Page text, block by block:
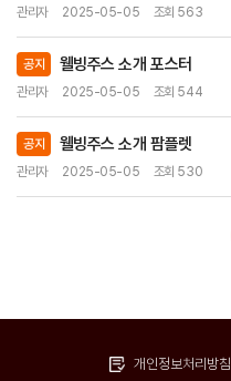
관리자 2025-05-05 조회 563
공지 웰빙주스 소개 포스터
관리자 2025-05-05 조회 544
공지 웰빙주스 소개 팜플렛
관리자 2025-05-05 조회 530
개인정보처리방침